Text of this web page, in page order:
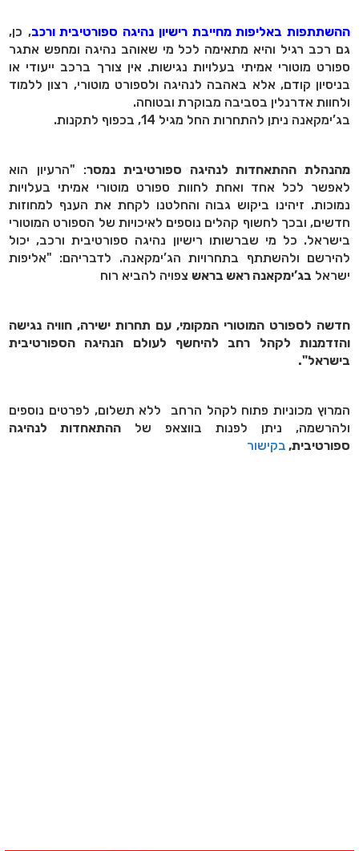
ההשתתפות באליפות מחייבת רישיון נהיגה ספורטיבית ורכב, כן,
גם רכב רגיל והיא מתאימה לכל מי שאוהב נהיגה ומחפש אתגר
ספורט מוטורי אמיתי בעלויות נגישות. אין צורך ברכב ייעודי או
בניסיון קודם, אלא באהבה לנהיגה ולספורט מוטורי, רצון ללמוד
ולחוות אדרנלין בסביבה מבוקרת ובטוחה.
בג’ימקאנה ניתן להתחרות החל מגיל 14, בכפוף לתקנות
.
מהנהלת ההתאחדות לנהיגה ספורטיבית נמסר:
"
הרעיון הוא
לאפשר לכל אחד ואחת לחוות ספורט מוטורי אמיתי בעלויות
נמוכות. זיהינו ביקוש גבוה והחלטנו לקחת את הענף למחוזות
חדשים, ובכך לחשוף קהלים נוספים לאיכויות של הספורט המוטורי
בישראל. כל מי שברשותו רישיון נהיגה ספורטיבית ורכב, יכול
להירשם ולהשתתף בתחרויות הג’ימקאנה.לדבריהם: "אליפות
ישראלבג’ימקאנה ראש בראשצפויה להביא רוח
חדשה לספורט המוטורי המקומי, עם תחרות ישירה, חוויה נגישה
והזדמנות לקהל רחב להיחשף לעולם הנהיגה הספורטיבית
בישראל".
המרוץ מכוניות פתוח לקהל הרחב ללא תשלום, לפרטים נוספים
ולהרשמה, ניתן לפנות בווצאפ של
ההתאחדות לנהיגה
ספורטיבית,בקישור